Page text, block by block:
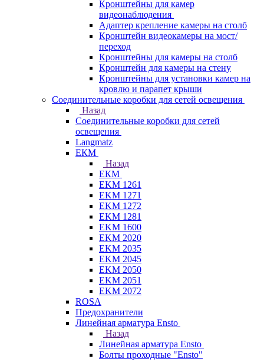
Кронштейны для камер
видеонаблюдения
Адаптер крепление камеры на столб
Кронштейн видеокамеры на мост/
переход
Кронштейны для камеры на столб
Кронштейн для камеры на стену
Кронштейны для установки камер на
кровлю и парапет крыши
Соединительные коробки для сетей освещения
Назад
Соединительные коробки для сетей
освещения
Langmatz
ЕКМ
Назад
ЕКМ
EKM 1261
EKM 1271
EKM 1272
EKM 1281
EKM 1600
EKM 2020
EKM 2035
EKM 2045
EKM 2050
EKM 2051
EKM 2072
ROSA
Предохранители
Линейная арматура Ensto
Назад
Линейная арматура Ensto
Болты проходные "Ensto"